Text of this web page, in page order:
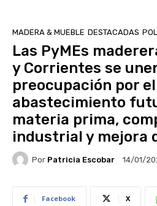
MADERA & MUEBLE DESTACADAS
Las PyMEs
y Corrientes se
preocupación por el
abastecimiento
materia prima,
industrial y mejora
Por Patricia Escobar 14/01/
Facebook X